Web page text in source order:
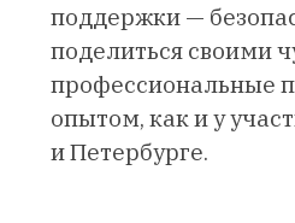
поддержки —
поделиться своими
профессиональные
опытом, как и у
и Петербурге.